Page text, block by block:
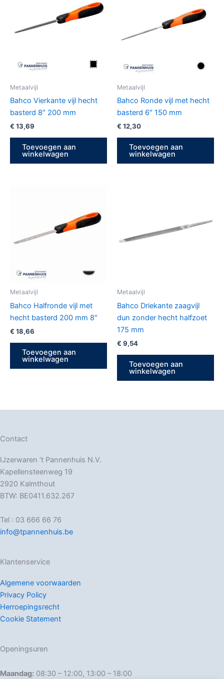
Metaalvijl
Bahco Vierkante vijl hecht
basterd 8″ 200 mm
€ 13,69
Toevoegen aan
winkelwagen
Metaalvijl
Bahco Ronde vijl met hecht
basterd 6″ 150 mm
€ 12,30
Toevoegen aan
winkelwagen
Metaalvijl
Bahco Halfronde vijl met
hecht basterd 200 mm 8″
€ 18,66
Toevoegen aan
winkelwagen
Metaalvijl
Bahco Driekante zaagvijl
dun zonder hecht halfzoet
175 mm
€ 9,54
Toevoegen aan
winkelwagen
Contact
IJzerwaren ‘t Pannenhuis N.V.
Kapellensteenweg 19
2920 Kalmthout
BTW: BE0411.632.267
Tel : 03 666 66 76
info@tpannenhuis.be
Klantenservice
Algemene voorwaarden
Privacy Policy
Herroepingsrecht
Cookie Statement
Openingsuren
Maandag: 08:30 – 12:00, 13:00 – 18:00